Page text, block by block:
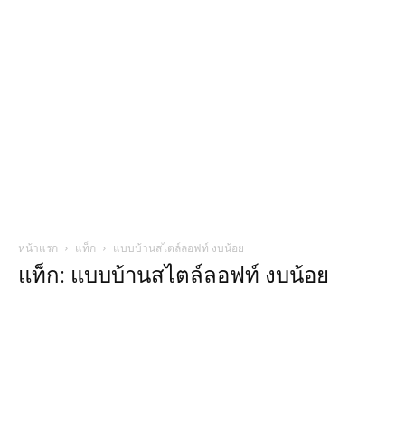
หน้าแรก แท็ก แบบบ้านสไตล์ลอฟท์ งบน้อย
แท็ก: แบบบ้านสไตล์ลอฟท์ งบน้อย